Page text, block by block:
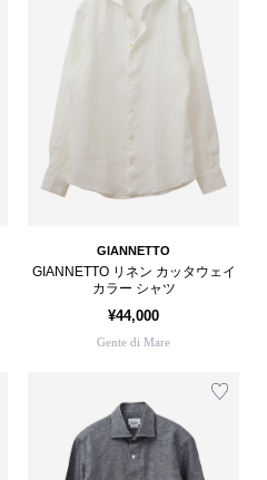
GIANNETTO
GIANNETTO リネン カッタウェイ
カラー シャツ
¥44,000
Gente di Mare